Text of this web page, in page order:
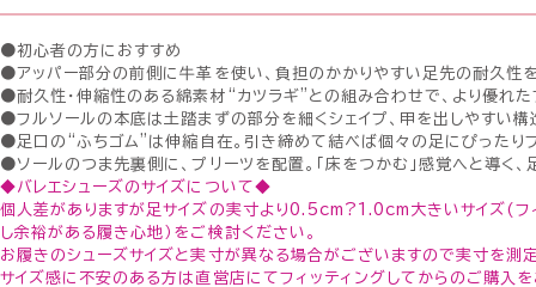
●初心者の方におすすめ
●アッパー部分の前側に牛革を使い、負担のかかりやすい足先の耐久性を
●耐久性・伸縮性のある綿素材“カツラギ”との組み合わせで、より優れた
●フルソールの本底は土踏まずの部分を細くシェイプ、甲を出しやすい構
●足口の“ふちゴム”は伸縮自在。引き締めて結べば個々の足にぴったりフ
●ソールのつま先裏側に、プリーツを配置。「床をつかむ」感覚へと導く
◆バレエシューズのサイズについて◆
個人差がありますが足サイズの実寸より0.5cm?1.0cm大きいサイズ(
し余裕がある履き心地）をご検討ください。
お履きのシューズサイズと実寸が異なる場合がございますので実寸を測
サイズ感に不安のある方は直営店にてフィッティングしてからのご購入を